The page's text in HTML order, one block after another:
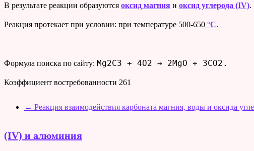
В результате реакции образуются оксид магния и оксид углерода (IV).
Реакция протекает при условии: при температуре 500-650 °C.
Формула поиска по сайту: Mg2C3 + 4O2 → 2MgO + 3CO2.
Коэффициент востребованности 261
← Реакция взаимодействия карбоната магния, воды и оксида
(IV) и алюминия